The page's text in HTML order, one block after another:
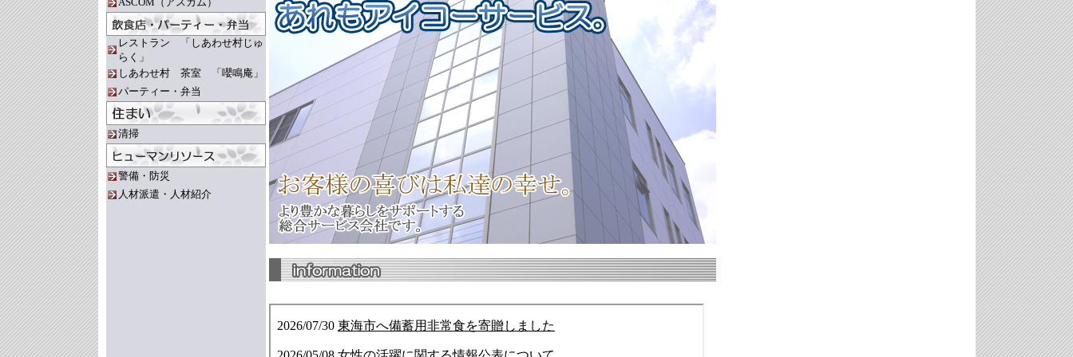
レストラン 「しあわせ村じゅ
らく」
しあわせ村 茶室 「嚶鳴庵」
パーティー・弁当
清掃
警備・防災
人材派遣・人材紹介